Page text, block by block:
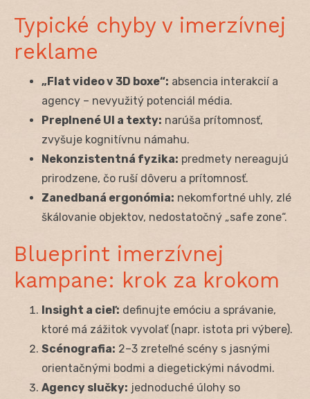
Typické chyby v imerzívnej
reklame
„Flat video v 3D boxe“: absencia interakcií a
agency – nevyužitý potenciál média.
Preplnené UI a texty: narúša prítomnosť,
zvyšuje kognitívnu námahu.
Nekonzistentná fyzika: predmety nereagujú
prirodzene, čo ruší dôveru a prítomnosť.
Zanedbaná ergonómia: nekomfortné uhly, zlé
škálovanie objektov, nedostatočný „safe zone“.
Blueprint imerzívnej
kampane: krok za krokom
Insight a cieľ: definujte emóciu a správanie,
ktoré má zážitok vyvolať (napr. istota pri výbere).
Scénografia: 2–3 zreteľné scény s jasnými
orientačnými bodmi a diegetickými návodmi.
Agency slučky: jednoduché úlohy so